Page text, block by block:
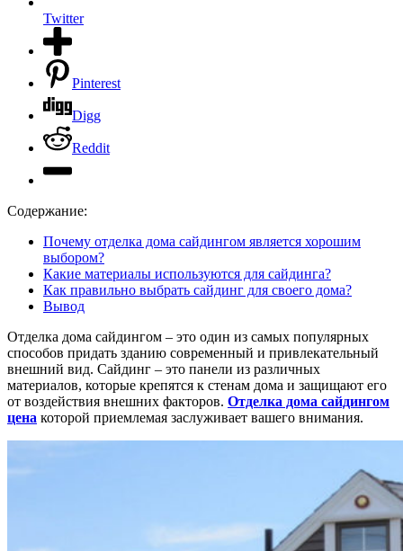
Twitter
Pinterest
Digg
Reddit
Содержание:
Почему отделка дома сайдингом является хорошим
выбором?
Какие материалы используются для сайдинга?
Как правильно выбрать сайдинг для своего дома?
Вывод
Отделка дома сайдингом – это один из самых популярных
способов придать зданию современный и привлекательный
внешний вид. Сайдинг – это панели из различных
материалов, которые крепятся к стенам дома и защищают его
от воздействия внешних факторов. Отделка дома сайдингом
цена которой приемлемая заслуживает вашего внимания.